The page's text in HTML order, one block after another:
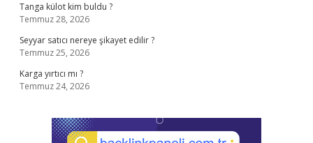
Tanga külot kim buldu ?
Temmuz 28, 2026
Seyyar satıcı nereye şikayet edilir ?
Temmuz 25, 2026
Karga yırtıcı mı ?
Temmuz 24, 2026